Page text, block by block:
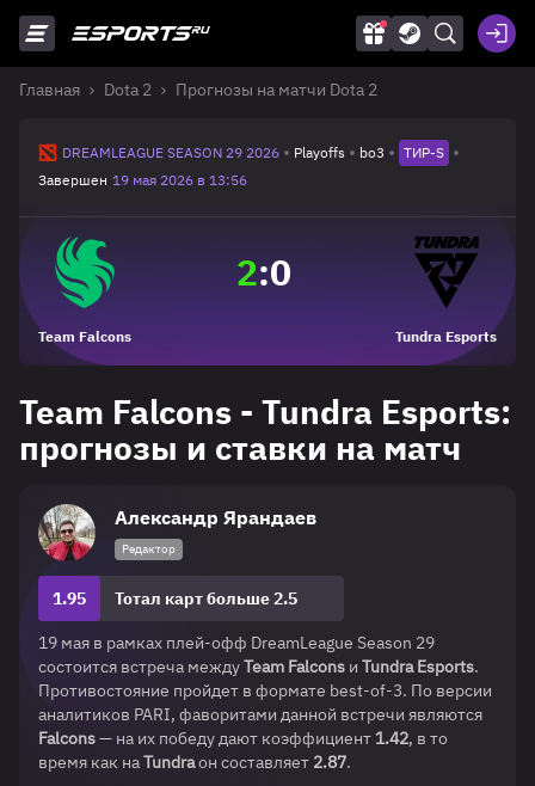
Главная Dota 2 Прогнозы на матчи Dota 2
DREAMLEAGUE SEASON 29 2026 Playoffs bo3
ТИР-S
Завершен 19 мая 2026 в 13:56
Team Falcons
2:0
Tundra Esports
Team Falcons - Tundra Esports:
прогнозы и ставки на матч
Александр Ярандаев
Редактор
1.95 Тотал карт больше 2.5
19 мая в рамках плей-офф DreamLeague Season 29
состоится встреча междуTeam Falcons и Tundra Esports.
Противостояние пройдет в формате best-of-3. По версии
аналитиков PARI, фаворитами данной встречи являются
Falcons— на их победу дают коэффициент 1.42, в то
время как наTundraон составляет 2.87.